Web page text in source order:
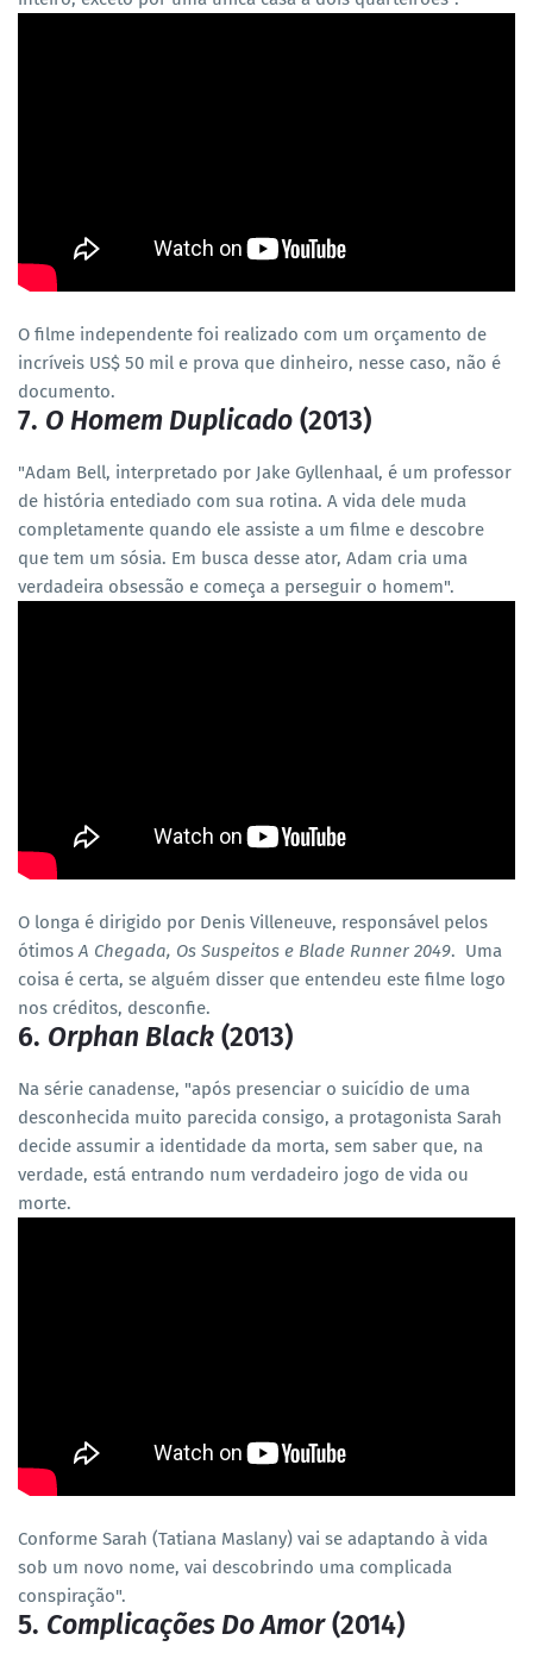
O filme independente foi realizado com um orçamento de
incríveis US$ 50 mil e prova que dinheiro, nesse caso, não é
documento.
7. O Homem Duplicado (2013)
"Adam Bell, interpretado por Jake Gyllenhaal, é um professor
de história entediado com sua rotina. A vida dele muda
completamente quando ele assiste a um filme e descobre
que tem um sósia. Em busca desse ator, Adam cria uma
verdadeira obsessão e começa a perseguir o homem".
O longa é dirigido por Denis Villeneuve, responsável pelos
ótimosA Chegada, Os Suspeitos e Blade Runner 2049. Uma
coisa é certa, se alguém disser que entendeu este filme logo
nos créditos, desconfie.
6. Orphan Black (2013)
Na série canadense, "após presenciar o suicídio de uma
desconhecida muito parecida consigo, a protagonista Sarah
decide assumir a identidade da morta, sem saber que, na
verdade, está entrando num verdadeiro jogo de vida ou
morte.
Conforme Sarah (Tatiana Maslany) vai se adaptando à vida
sob um novo nome, vai descobrindo uma complicada
conspiração".
5. Complicações Do Amor(2014)